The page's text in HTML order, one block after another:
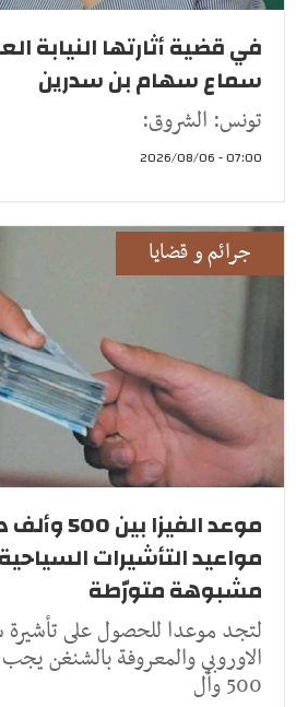
في قضية أثارتها النيابة
سماع سهام بن سدرين
تونس: الشروق:
07:00 - 2026/08/06
جرائم و قضايا
موعد الفيزا
مواعيد التأشيرات
مشبوهة متورّطة
لتجد موعدا للحصول على تأشيرة
الاوروبي والمعروفة بالشنغن
500 وأل